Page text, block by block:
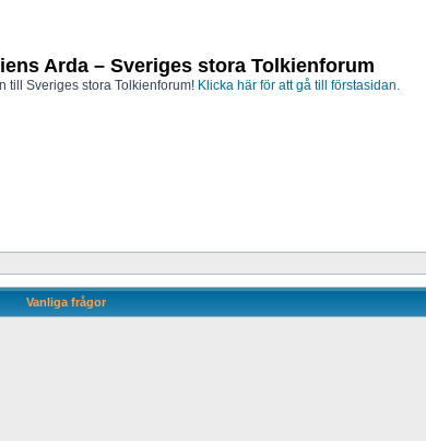
Arda – Sveriges stora Tolkienforum
till Sveriges stora Tolkienforum! Klicka här för att gå till förstasidan.
Vanliga frågor